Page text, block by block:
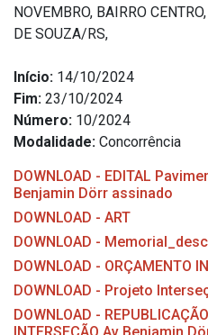
NOVEMBRO, BAIRRO
DE SOUZA/RS,
Início: 14/10/2024
Fim: 23/10/2024
Número: 10/2024
Modalidade: Concorrência
DOWNLOAD - EDITAL
Benjamin Dörr assinado
DOWNLOAD - ART
DOWNLOAD -
DOWNLOAD - ORÇAMENTO
DOWNLOAD - Projeto
DOWNLOAD -